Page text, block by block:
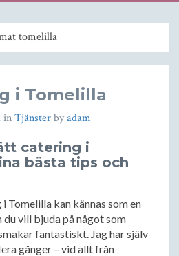
tomelilla
i Tomelilla
inTjänsterbyadam
catering i
bästa tips och
kan kännas som en
vill bjuda på något som
fantastiskt. Jag har själv
gånger – vid allt från